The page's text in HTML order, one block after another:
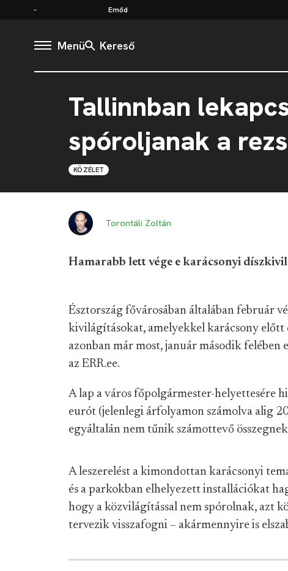
Emőd
Menü Kereső
Tallinnban
spóroljanak a
KÖZÉLET
Torontáli Zoltán
Hamarabb lett vége e karácsonyi
Észtország fővárosában általában február
kivilágításokat, amelyekkel karácsony
azonban már most, január második felében
az ERR.ee.
A lap a város főpolgármester-helyettesére
eurót (jelenlegi árfolyamon számolva alig
egyáltalán nem tűnik számottevő
A leszerelést a kimondottan karácsonyi
és a parkokban elhelyezett installációkat
hogy a közvilágítással nem spórolnak, azt
tervezik visszafogni – akármennyire is